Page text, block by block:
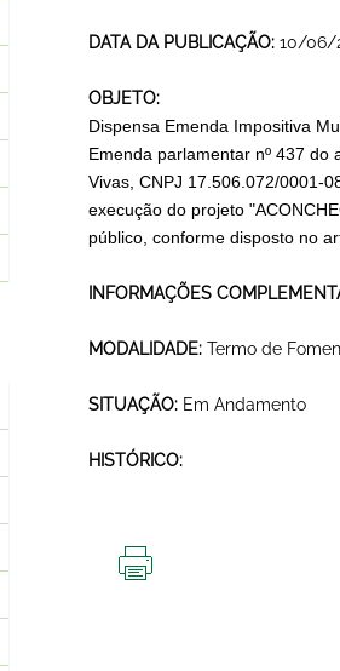
DATA DA PUBLICAÇÃO: 10/06/
OBJETO:
Dispensa Emenda Impositiva
Emenda parlamentar nº 437 do
Vivas, CNPJ 17.506.072/0001-
execução do projeto
público, conforme disposto no
INFORMAÇÕES
MODALIDADE: Termo de
SITUAÇÃO: Em Andamento
HISTÓRICO: